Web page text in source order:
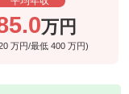
万円
万円/最低400万円)